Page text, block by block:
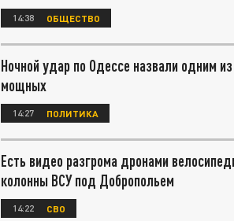
14:38 ОБЩЕСТВО
Ночной удар по Одессе назвали одним
мощных
14:27 ПОЛИТИКА
Есть видео разгрома дронами
колонны ВСУ под Добропольем
14:22 СВО